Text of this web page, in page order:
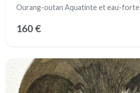
Ourang-outan Aquatinte et eau-forte
160 €